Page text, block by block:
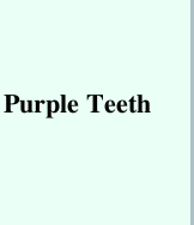
𝐓𝐞𝐞𝐭𝐡